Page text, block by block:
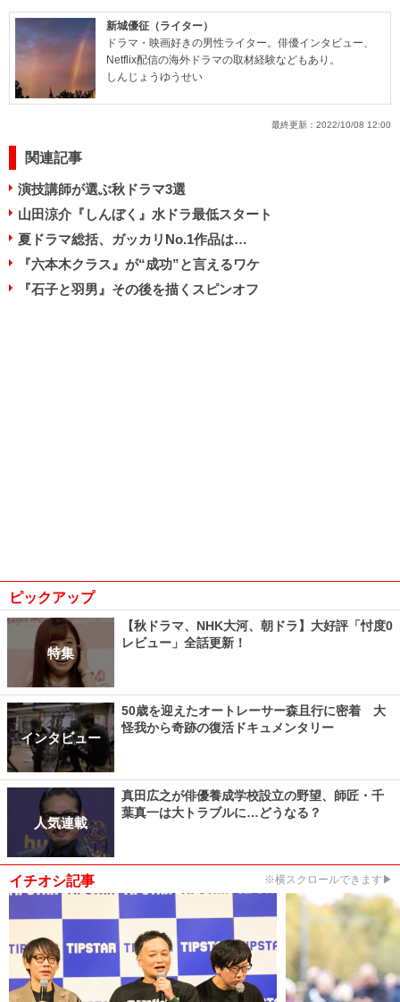
新城優征（ライター）
ドラマ・映画好きの男性ライター。俳優インタビュー、
Netflix配信の海外ドラマの取材経験などもあり。
しんじょうゆうせい
最終更新： 2022/10/08 12:00
関連記事
演技講師が選ぶ秋ドラマ3選
山田涼介『しんぼく』水ドラ最低スタート
夏ドラマ総括、ガッカリNo.1作品は…
『六本木クラス』が“成功”と言えるワケ
『石子と羽男』その後を描くスピンオフ
ピックアップ
特集
【秋ドラマ、NHK大河、朝ドラ】大好評「忖度0
レビュー」全話更新！
インタビュー
50歳を迎えたオートレーサー森且行に密着 大
怪我から奇跡の復活ドキュメンタリー
人気連載
真田広之が俳優養成学校設立の野望、師匠・千
葉真一は大トラブルに…どうなる？
イチオシ記事 ※横スクロールできます▶